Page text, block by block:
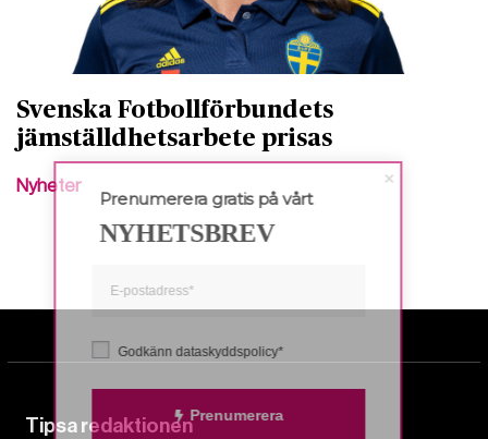
Svenska Fotbollförbundets
jämställdhetsarbete prisas
Nyheter
Tipsa redaktionen
Godkänn dataskyddspolicy*
Prenumerera
Prenumerera gratis på vårt
NYHETSBREV